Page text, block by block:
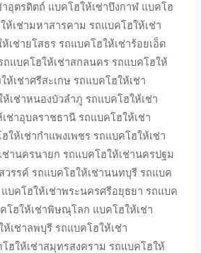
อุตรดิตถ์ แบคโฮให้เช่าบึงกาฬ แบคโฮ
ห้เช่ามหาสารคาม รถแบคโฮให้เช่า
เช่ายโสธร รถแบคโฮให้เช่าร้อยเอ็ด
ถแบคโฮให้เช่าสกลนคร รถแบคโฮให้
ห้เช่าศรีสะเกษ รถแบคโฮให้เช่า
เช่าหนองบัวลำภู รถแบคโฮให้เช่า
ช่าอุบลราชธานี รถแบคโฮให้เช่า
ให้เช่ากำแพงเพชร รถแบคโฮให้เช่า
านครนายก รถแบคโฮให้เช่านครปฐม
วรรค์ รถแบคโฮให้เช่านนทบุรี รถแบค
บคโฮให้เช่าพระนครศรีอยุธยา รถแบค
โฮให้เช่าพิษณุโลก แบคโฮให้เช่า
เช่าลพบุรี รถแบคโฮให้เช่า
ฮให้เช่าสมุทรสงคราม รถแบคโฮให้